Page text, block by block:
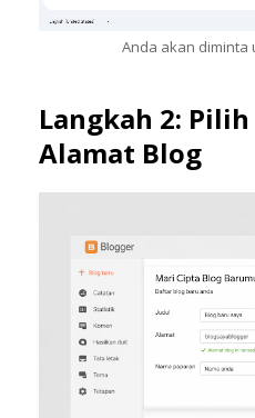
Anda akan diminta
Langkah 2:
Alamat Blog